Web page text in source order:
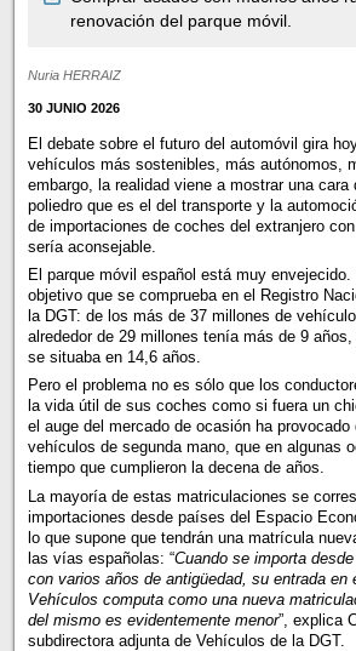
renovación del parque móvil.
Nuria HERRAIZ
30 JUNIO 2026
El debate sobre el futuro del automóvil gira
vehículos más sostenibles, más autónomos,
embargo, la realidad viene a mostrar una cara
poliedro que es el del transporte y la
de importaciones de coches del extranjero
sería aconsejable.
El parque móvil español está muy
objetivo que se comprueba en el Registro
la DGT: de los más de 37 millones de
alrededor de 29 millones tenía más de 9
se situaba en 14,6 años.
Pero el problema no es sólo que los
la vida útil de sus coches como si fuera un
el auge del mercado de ocasión ha provocado
vehículos de segunda mano, que en algunas
tiempo que cumplieron la decena de años.
La mayoría de estas matriculaciones se
importaciones desde países del Espacio
lo que supone que tendrán una matrícula
las vías españolas: “Cuando se importa
con varios años de antigüedad, su entrada en
Vehículos computa como una nueva
del mismo es evidentemente menor”, explica
subdirectora adjunta de Vehículos de la DGT.